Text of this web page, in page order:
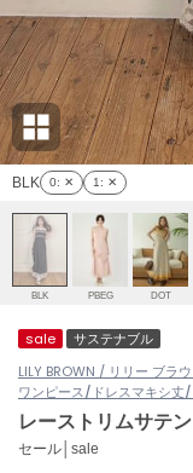
リー (655)
ョン雑貨 (848)
/ランジェリー (127)
ェア (124)
(121)
amabro
アマブロ
Ame no chi Hare
アメノチハレ
AMOMMA
アモマ
ánuans
アニュアンス
ànuke
アンヌーク
ASICS
アシックス
BLK 0: ✕ 1 : ✕
BLK PBEG DOT
sale
サステナブル
LILY BROWN / リリー ブラ
ワンピース/ドレスマキシ丈
レーストリムサテ
セール│sale